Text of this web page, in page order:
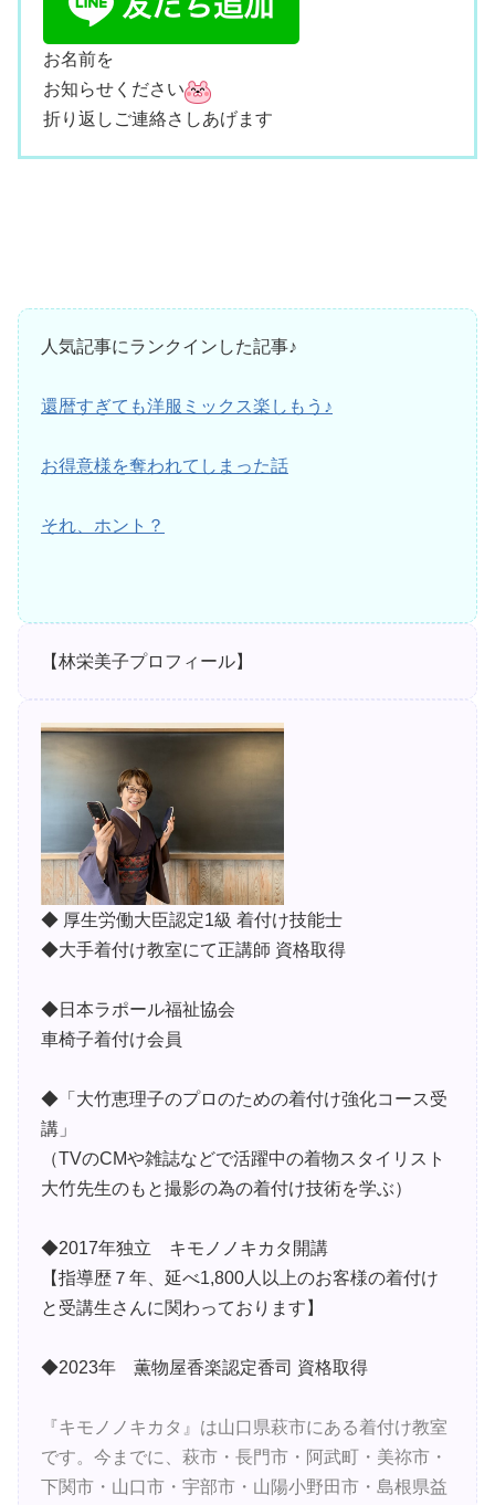
お名前を
お知らせください
折り返しご連絡さしあげます
人気記事にランクインした記事♪
還暦すぎても洋服ミックス楽しもう♪
お得意様を奪われてしまった話
それ、ホント？
【林栄美子プロフィール】
◆ 厚生労働大臣認定1級 着付け技能士
◆大手着付け教室にて正講師 資格取得
◆日本ラポール福祉協会
車椅子着付け会員
◆「大竹恵理子のプロのための着付け強化コース受
講」
（TVのCMや雑誌などで活躍中の着物スタイリスト
大竹先生のもと撮影の為の着付け技術を学ぶ）
◆2017年独立 キモノノキカタ開講
【指導歴７年、延べ1,800人以上のお客様の着付け
と受講生さんに関わっております】
◆2023年 薫物屋香楽認定香司 資格取得
『キモノノキカタ』は山口県萩市にある着付け教室
です。今までに、萩市・長門市・阿武町・美祢市・
下関市・山口市・宇部市・山陽小野田市・島根県益